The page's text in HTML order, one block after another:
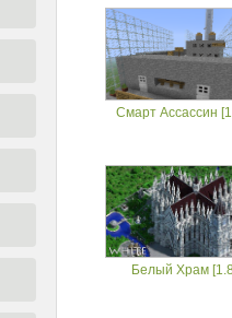
Смарт Ассассин
Белый Храм